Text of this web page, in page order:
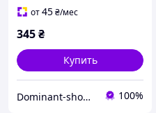
от45₴/мес
345₴
Купить
Dominant-shop.com.ua 100%